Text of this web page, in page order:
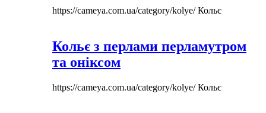
https://cameya.com.ua/category/kolye/Кольє
Кольє з перлами перламутром
та оніксом
https://cameya.com.ua/category/kolye/Кольє